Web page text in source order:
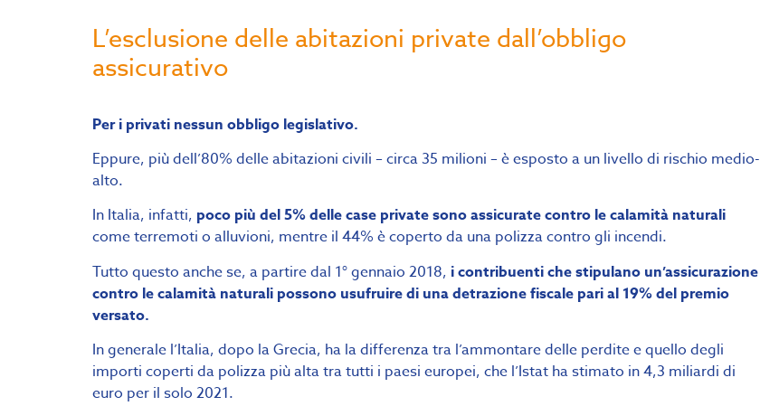
L’esclusione delle abitazioni private dall’obbligo
assicurativo
Per i privati nessun obbligo legislativo.
Eppure, più dell’80% delle abitazioni civili – circa 35 milioni – è esposto a un livello di rischio medio-
alto.
In Italia, infatti, poco più del 5% delle case private sono assicurate contro le calamità naturali
come terremoti o alluvioni, mentre il 44% è coperto da una polizza contro gli incendi.
Tutto questo anche se, a partire dal 1° gennaio 2018, i contribuenti che stipulano un’assicurazione
contro le calamità naturali possono usufruire di una detrazione fiscale pari al 19% del premio
versato.
In generale l’Italia, dopo la Grecia, ha la differenza tra l’ammontare delle perdite e quello degli
importi coperti da polizza più alta tra tutti i paesi europei, che l’Istat ha stimato in 4,3 miliardi di
euro per il solo 2021.